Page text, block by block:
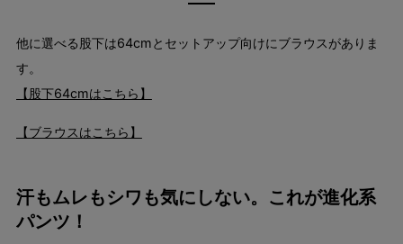
他に選べる股下は64cmとセットアップ向けにブラウスがありま
す。
【股下64cmはこちら】
【ブラウスはこちら】
汗もムレもシワも気にしない。これが進化系
パンツ！